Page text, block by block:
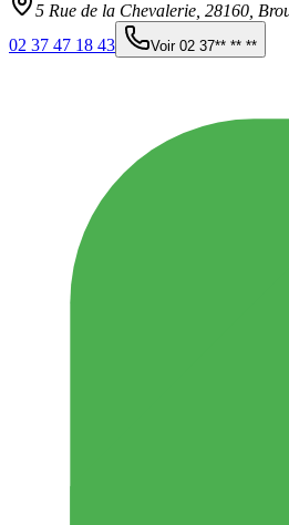
5 Rue de la Chevalerie, 28160
02 37 47 18 43
Voir 02 37** ** **